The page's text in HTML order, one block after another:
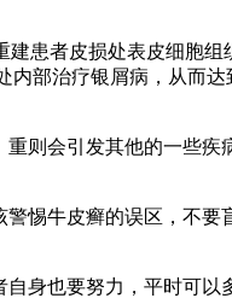
患者皮损处表皮细胞组
内部治疗银屑病，从而
则会引发其他的一些疾
惕牛皮癣的误区，不要
身也要努力，平时可以